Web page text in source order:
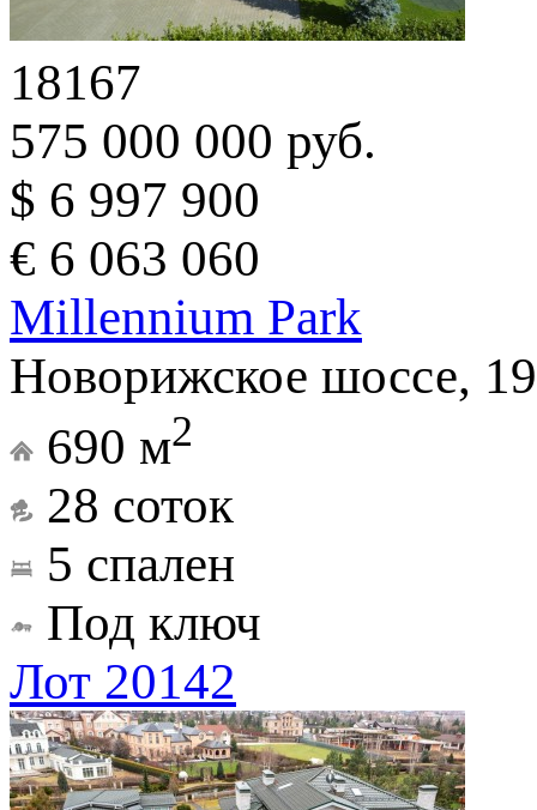
18167
575 000 000 руб.
$ 6 997 900
€ 6 063 060
Millennium Park
Новорижское шоссе,
690 м2
28 соток
5 спален
Под ключ
Лот 20142